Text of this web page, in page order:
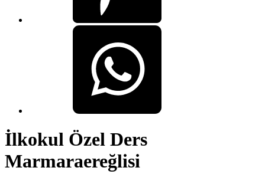
İlkokul Özel Ders
Marmaraereğlisi